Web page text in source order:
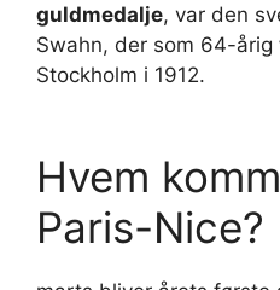
guldmedalje, var den
Swahn, der som 64-årig
Stockholm i 1912.
Hvem
Paris-Nice?